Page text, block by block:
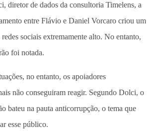
diretor de dados da consultoria Timelens, a
entre Flávio e Daniel Vorcaro criou um
sociais extremamente alto. No entanto,
foi notada.
no entanto, os apoiadores
não conseguiram reagir. Segundo Dolci, o
bateu na pauta anticorrupção, o tema que
esse público.